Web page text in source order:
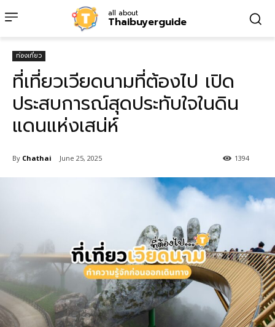
all about
Thaibuyerguide
ท่องเที่ยว
ที่เที่ยวเวียดนามที่ต้องไป เปิด
ประสบการณ์สุดประทับใจในดิน
แดนแห่งเสน่ห์
By Chathai June 25, 2025 1394